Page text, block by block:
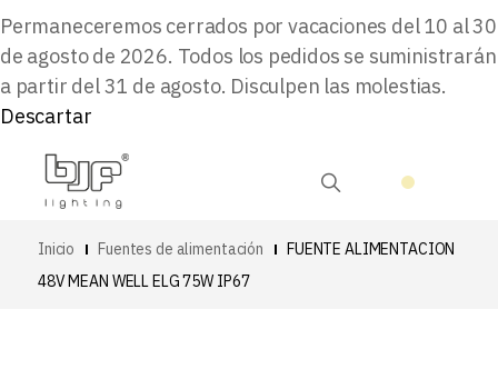
Permaneceremos cerrados por vacaciones del 10 al 30
de agosto de 2026. Todos los pedidos se suministrarán
a partir del 31 de agosto. Disculpen las molestias.
Descartar
Inicio Fuentes de alimentación
FUENTE ALIMENTACION
48V MEAN WELL ELG 75W IP67